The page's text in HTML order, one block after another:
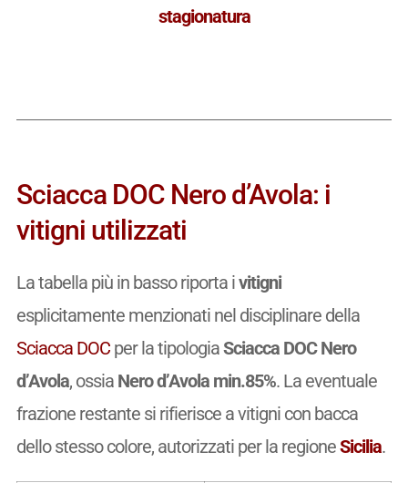
stagionatura
Sciacca DOC Nero d’Avola: i
vitigni utilizzati
La tabella più in basso riporta ivitigni
esplicitamente menzionati nel disciplinare della
Sciacca DOCper la tipologiaSciacca DOC Nero
d’Avola, ossia Nero d’Avola min.85%. La eventuale
frazione restante si rifierisce a vitigni con bacca
dello stesso colore, autorizzati per la regioneSicilia.